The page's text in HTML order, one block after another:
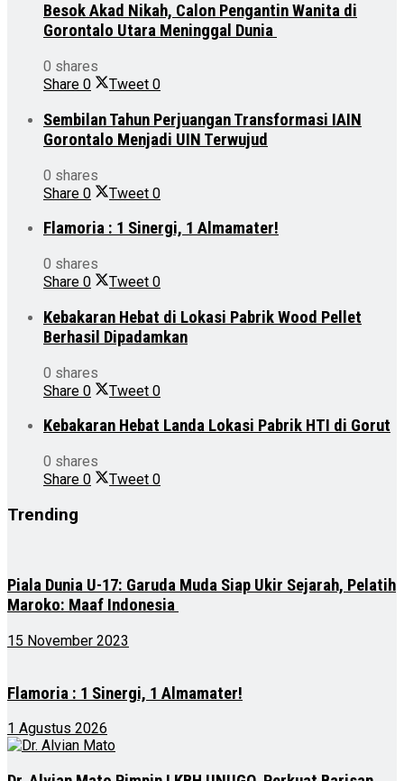
Besok Akad Nikah, Calon Pengantin Wanita di
Gorontalo Utara Meninggal Dunia
0 shares
Share 0 Tweet 0
Sembilan Tahun Perjuangan Transformasi IAIN
Gorontalo Menjadi UIN Terwujud
0 shares
Share 0 Tweet 0
Flamoria : 1 Sinergi, 1 Almamater!
0 shares
Share 0 Tweet 0
Kebakaran Hebat di Lokasi Pabrik Wood Pellet
Berhasil Dipadamkan
0 shares
Share 0 Tweet 0
Kebakaran Hebat Landa Lokasi Pabrik HTI di Gorut
0 shares
Share 0 Tweet 0
Trending
Piala Dunia U-17: Garuda Muda Siap Ukir Sejarah, Pelatih
Maroko: Maaf Indonesia
15 November 2023
Flamoria : 1 Sinergi, 1 Almamater!
1 Agustus 2026